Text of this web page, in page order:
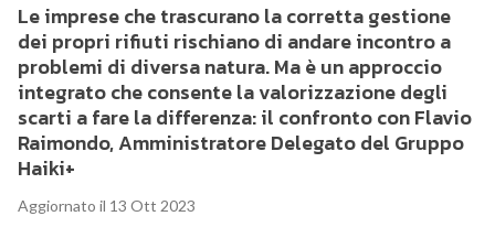
Le imprese che trascurano la corretta gestione
dei propri rifiuti rischiano di andare incontro a
problemi di diversa natura. Ma è un approccio
integrato che consente la valorizzazione degli
scarti a fare la differenza: il confronto con Flavio
Raimondo, Amministratore Delegato del Gruppo
Haiki+
Aggiornato il 13 Ott 2023